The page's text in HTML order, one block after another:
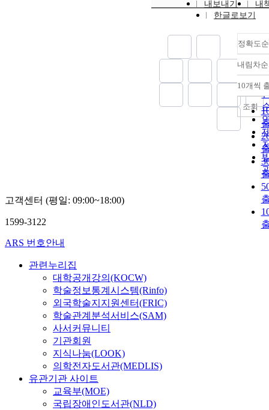
내보내기
내
한글로보기
정확도순
내림차순
10개씩
조회
고객센터 (평일: 09:00~18:00)
1599-3122
ARS 번호안내
관련누리집
대학공개강의(KOCW)
학술정보통계시스템(Rinfo)
외국학술지지원센터(FRIC)
학술관계분석서비스(SAM)
사서커뮤니티
기관회원
지식나눔(LOOK)
의학전자도서관(MEDLIS)
유관기관 사이트
교육부(MOE)
국립장애인도서관(NLD)